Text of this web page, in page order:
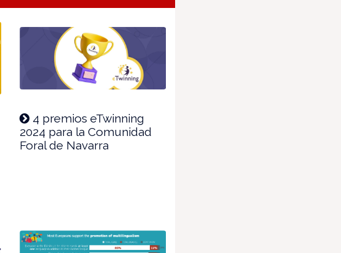
4 premios eTwinning
2024 para la Comunidad
Foral de Navarra